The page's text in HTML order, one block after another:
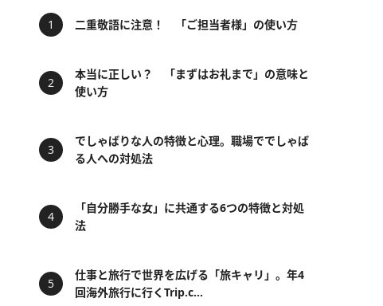
二重敬語に注意！ 「ご担当者様」の使い方
本当に正しい？ 「まずはお礼まで」の意味と
使い方
でしゃばりな人の特徴と心理。職場ででしゃば
る人への対処法
「自分勝手な女」に共通する6つの特徴と対処
法
仕事と旅行で世界を広げる「旅キャリ」。年4
回海外旅行に行くTrip.c...